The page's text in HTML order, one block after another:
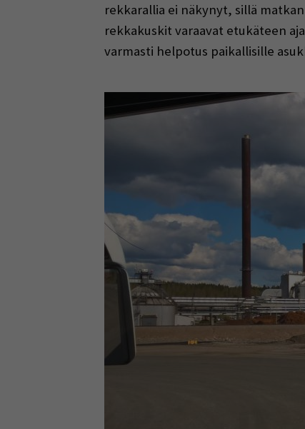
rekkarallia ei näkynyt, sillä
rekkakuskit varaavat etukäteen
varmasti helpotus paikallisille